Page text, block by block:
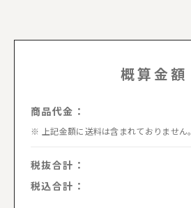
概算金額
商品代金：
上記金額に送料は含まれておりません。
税抜合計：
税込合計：